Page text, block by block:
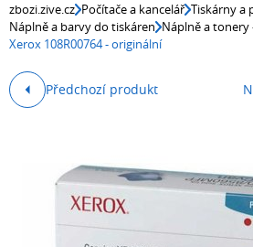
zbozi.zive.cz Počítače a kancelář Tiskárny a
Náplně a barvy do tiskáren Náplně a tonery
Xerox 108R00764 - originální
Předchozí produkt